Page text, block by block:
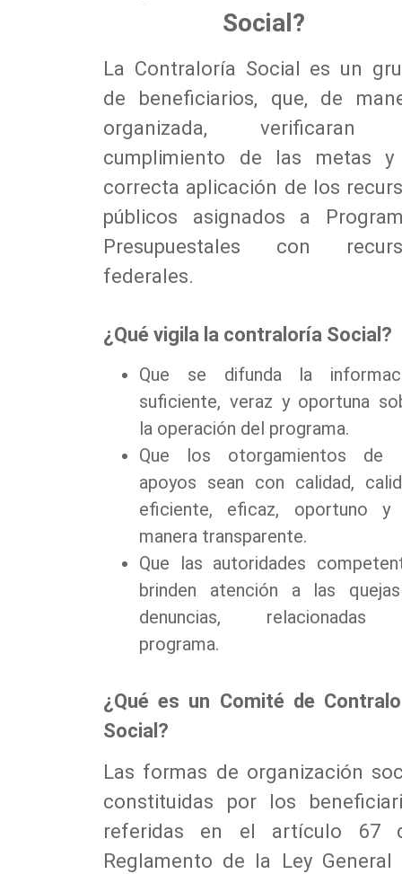
Social?
La Contraloría Social es un
de beneficiarios, que, de
organizada, verificaran
cumplimiento de las metas
correcta aplicación de los
públicos asignados a
Presupuestales con
federales.
¿Qué vigila la contraloría Social?
Que se difunda la
suficiente, veraz y oportuna
la operación del programa.
Que los otorgamientos de
apoyos sean con calidad,
eficiente, eficaz, oportuno y
manera transparente.
Que las autoridades
brinden atención a las
denuncias,
programa.
¿Qué es un Comité de
Social?
Las formas de organización
constituidas por los
referidas en el artículo 67
Reglamento de la Ley General